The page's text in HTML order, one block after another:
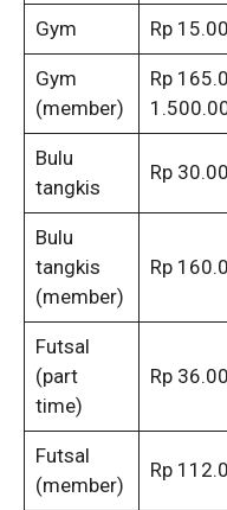
Gym Rp
Gym
(member)
Rp
Bulu
tangkis
Rp
Bulu
tangkis
(member)
Rp
Futsal
(part
time)
Rp
Futsal
(member)
Rp